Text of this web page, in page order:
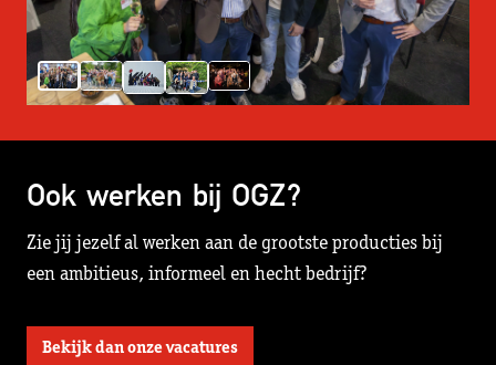
Ook werken bij OGZ?
Zie jij jezelf al werken aan de grootste producties bij
een ambitieus, informeel en hecht bedrijf?
Bekijk dan onze vacatures